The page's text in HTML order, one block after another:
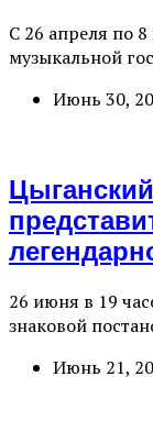
С 26 апреля по
музыкальной
Июнь 30,
26 июня в 19
знаковой
Июнь 21,